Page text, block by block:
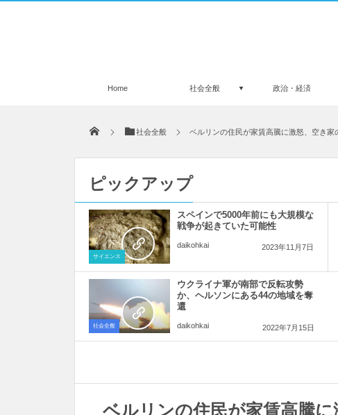
Home 社会全般 政治・経済
社会全般 ベルリンの住民が家賃高騰に激怒、空き家
ピックアップ
サイエンス
スペインで5000年前にも大規模な
戦争が起きていた可能性
daikohkai 2023年11月7日
社会全般
ウクライナ軍が南部で反転攻勢
か、ヘルソンにある44の地域を奪
還
daikohkai 2022年7月15日
ベルリンの住民が家賃高騰